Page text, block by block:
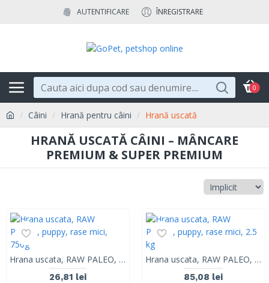
AUTENTIFICARE ÎNREGISTRARE
0
Câini Hrană pentru câini Hrană uscată
HRANĂ USCATĂ CÂINI – MÂNCARE
PREMIUM & SUPER PREMIUM
Hrana uscata, RAW PALEO, puppy, rase mici, 750g
26,81 lei
Hrana uscata, RAW PALEO, puppy, rase mici, 2.5 kg
85,08 lei